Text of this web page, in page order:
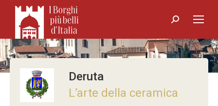
Search:
Deruta
L’arte della ceramica